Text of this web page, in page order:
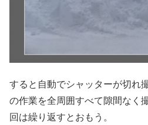
すると自動でシャッターが切れ
の作業を全周囲すべて隙間なく
回は繰り返すとおもう。